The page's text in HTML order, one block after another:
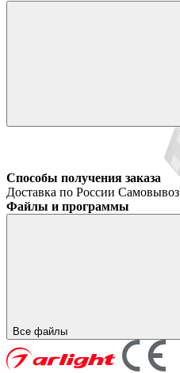
Способы получения заказа
Доставка по России Самовывоз
Файлы и программы
Все файлы